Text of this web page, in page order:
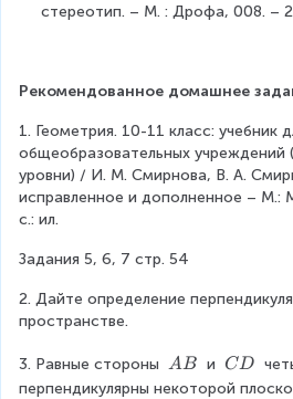
стереотип. – М. : Дрофа, 008. –
Рекомендованное домашнее
1. Геометрия. 10-11 класс: учебник
общеобразовательных учреждений
уровни) / И. М. Смирнова, В. А.
исправленное и дополненное – М.:
с.: ил.
Задания 5, 6, 7 стр. 54
2. Дайте определение
пространстве.
3. Равные стороны \
\
AB и \
\
CD
перпендикулярны некоторой